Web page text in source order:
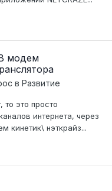
модем
в Развитие
это просто
интернета, через
кинетик\ нэткрайз...